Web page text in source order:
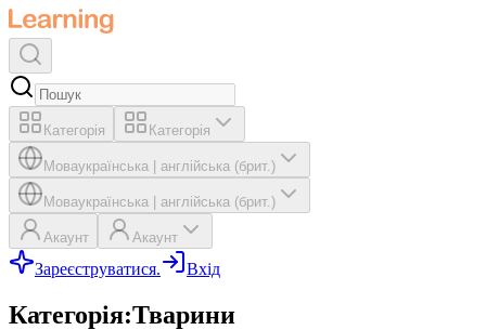
Категорія Категорія
Моваукраїнська англійська (брит.)
Моваукраїнська англійська (брит.)
Акаунт Акаунт
Зареєструватися. Вхід
Категорія:Тварини